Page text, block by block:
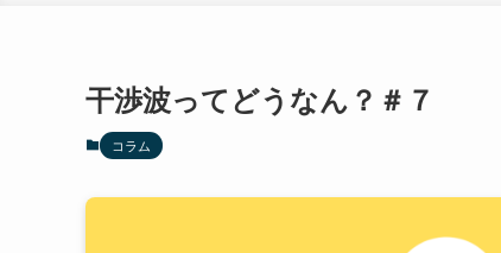
干渉波ってどうなん？＃７
コラム